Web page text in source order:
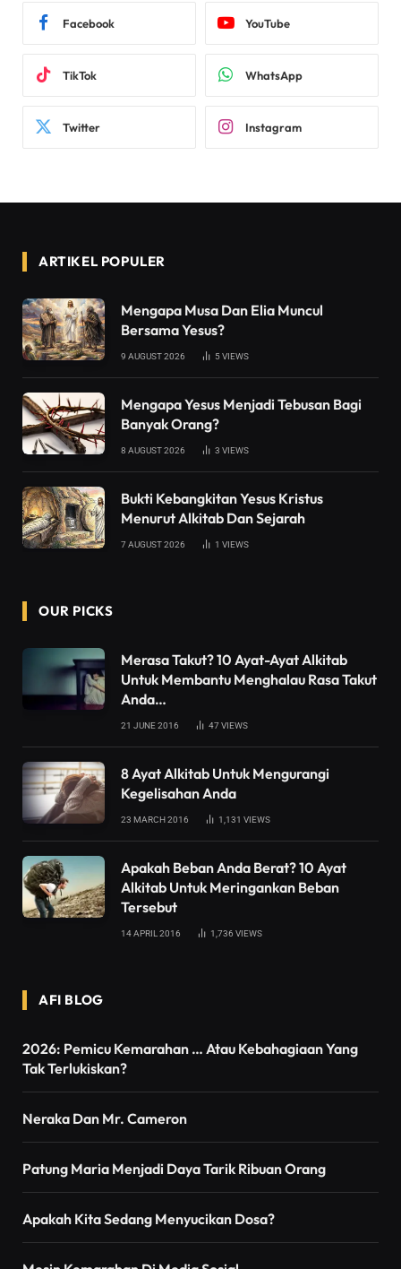
Facebook YouTube
TikTok WhatsApp
Twitter Instagram
ARTIKEL POPULER
Mengapa Musa Dan Elia Muncul
Bersama Yesus?
9 AUGUST 2026 5VIEWS
Mengapa Yesus Menjadi Tebusan Bagi
Banyak Orang?
8 AUGUST 2026 3 VIEWS
Bukti Kebangkitan Yesus Kristus
Menurut Alkitab Dan Sejarah
7 AUGUST 2026 1 VIEWS
OUR PICKS
Merasa Takut? 10 Ayat-Ayat Alkitab
Untuk Membantu Menghalau Rasa Takut
Anda…
21 JUNE 2016 47 VIEWS
8 Ayat Alkitab Untuk Mengurangi
Kegelisahan Anda
23 MARCH 2016 1,131 VIEWS
Apakah Beban Anda Berat? 10 Ayat
Alkitab Untuk Meringankan Beban
Tersebut
14 APRIL 2016 1,736 VIEWS
AFI BLOG
2026: Pemicu Kemarahan … Atau Kebahagiaan Yang
Tak Terlukiskan?
Neraka Dan Mr. Cameron
Patung Maria Menjadi Daya Tarik Ribuan Orang
Apakah Kita Sedang Menyucikan Dosa?